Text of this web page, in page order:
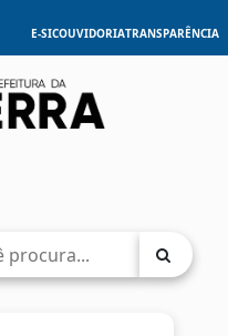
E-SICOUVIDORIATRANSPARÊNCIA